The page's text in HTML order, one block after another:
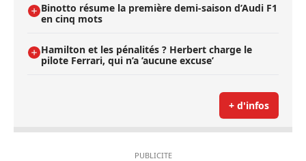
Binotto résume la première demi-saison d’Audi F1
en cinq mots
Hamilton et les pénalités ? Herbert charge le
pilote Ferrari, qui n’a ’aucune excuse’
+ d'infos